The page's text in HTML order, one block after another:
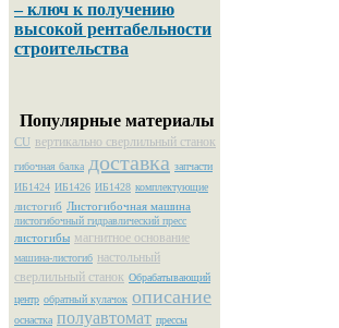
– ключ к получению
высокой рентабельности
строительства
Популярные материалы
CU вертикально сверлильный станок
гибочная балка доставка запчасти
ИБ1424 ИБ1426 ИБ1428 комплектующие
листогиб Листогибочная машина
листогибочный гидравлический пресс
листогибы магнитное основание
машина-листогиб настольный
сверлильный станок Обрабатывающий
центр обратный кулачок описание
оснастка полуавтомат прессы